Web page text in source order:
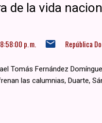
de la vida
p. m. República
Tomás Fernández
las calumnias, Duarte,